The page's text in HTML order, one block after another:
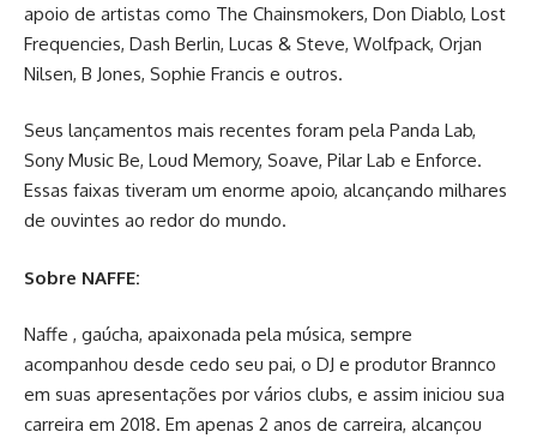
apoio de artistas como The Chainsmokers, Don Diablo, Lost
Frequencies, Dash Berlin, Lucas & Steve, Wolfpack, Orjan
Nilsen, B Jones, Sophie Francis e outros.
Seus lançamentos mais recentes foram pela Panda Lab,
Sony Music Be, Loud Memory, Soave, Pilar Lab e Enforce.
Essas faixas tiveram um enorme apoio, alcançando milhares
de ouvintes ao redor do mundo.
Sobre NAFFE:
Naffe , gaúcha, apaixonada pela música, sempre
acompanhou desde cedo seu pai, o DJ e produtor Brannco
em suas apresentações por vários clubs, e assim iniciou sua
carreira em 2018. Em apenas 2 anos de carreira, alcançou